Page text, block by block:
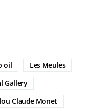
oil
Les Meules
Gallery
Claude Monet